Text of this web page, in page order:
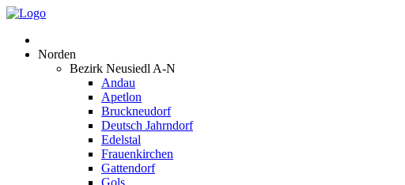
Norden
Bezirk Neusiedl A-N
Andau
Apetlon
Bruckneudorf
Deutsch Jahrndorf
Edelstal
Frauenkirchen
Gattendorf
Gols